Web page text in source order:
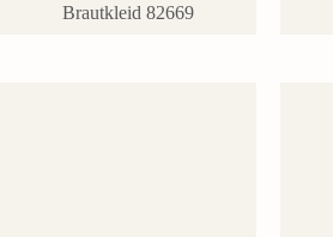
Brautkleid 82669